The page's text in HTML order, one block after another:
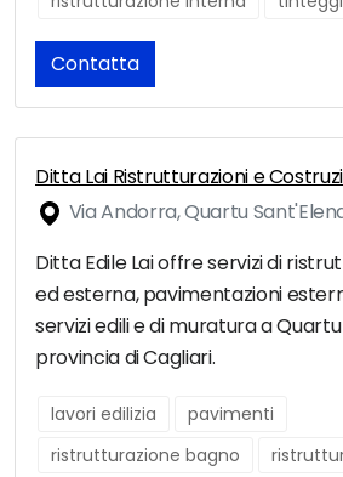
Contatta
Ditta Lai Ristrutturazioni e
Via Andorra, Quartu
Ditta Edile Lai offre servizi di
ed esterna, pavimentazioni
servizi edili e di muratura a
provincia di Cagliari.
lavori edilizia
pavimenti
ristrutturazione bagno